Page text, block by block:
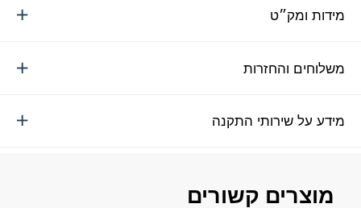
מידות ומק״ט
משלוחים והחזרות
מידע על שירותי התקנה
מוצרים קשורים